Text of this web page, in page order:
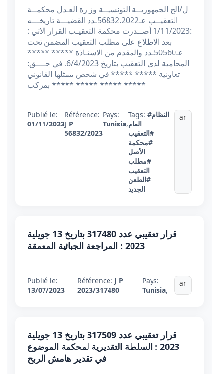
ل/الح الجمهوريــة التونسيــة وزارة العـدل محكمــة
التعقيــب عـ56832.2022ـدد القضيـــة تاريخـــه
:1/11/2023 أصــدرت محكمة التعقيـب القرار الاتي :
بعد الاطلاع على مطلب التعقيب المضمن تحت
عـ50560ـدد والمقدم من الاستـاذة ***** *****
المحامية لدى التعقيب بتاريخ 6/4/2023. في حــــق:
تعاونية ***** ***** في شخص ممثلها القانوني
بمركب ***** ***** ***** *****
Publié le:
01/11/2023
Référence:
J P
56832/2023
Pays:
Tunisia,
Tags: #النظام
العام
#التعقيب
#محكمة
الأصل
#مطلب
التعقيب
#الطعن
الجديد
ar
قرار تعقيبي عدد 317480 بتاريخ 13 جويلية
2023 : المراجعة الجبائية المعمقة
Publié le:
13/07/2023
Référence: J P
2023/317480
Pays:
Tunisia,
ar
قرار تعقيبي عدد 317509 بتاريخ 13 جويلية
2023 : السلطة التقديرية لمحكمة الموضوع
في تقدير هامش الربح